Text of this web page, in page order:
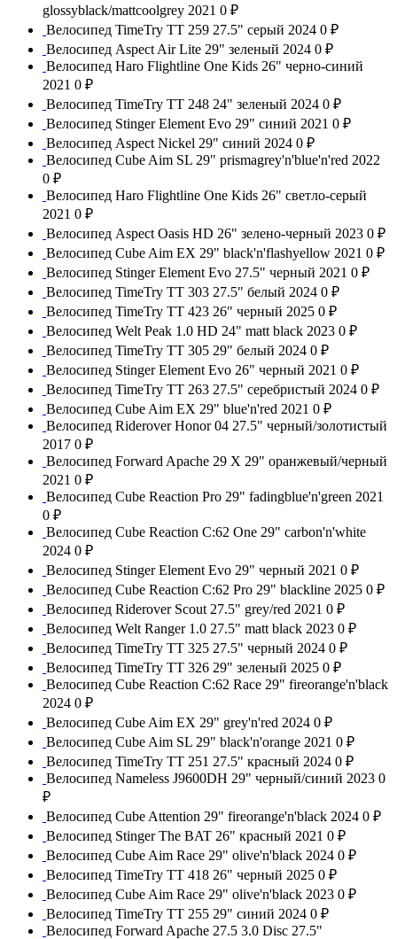
glossyblack/mattcoolgrey 2021 0 ₽
Велосипед TimeTry ТТ 259 27.5" серый 2024 0 ₽
Велосипед Aspect Air Lite 29" зеленый 2024 0 ₽
Велосипед Haro Flightline One Kids 26" черно-синий
2021 0 ₽
Велосипед TimeTry TT 248 24" зеленый 2024 0 ₽
Велосипед Stinger Element Evo 29" синий 2021 0 ₽
Велосипед Aspect Nickel 29" синий 2024 0 ₽
Велосипед Cube Aim SL 29" prismagrey'n'blue'n'red 2022
0 ₽
Велосипед Haro Flightline One Kids 26" светло-серый
2021 0 ₽
Велосипед Aspect Oasis HD 26" зелено-черный 2023 0 ₽
Велосипед Cube Aim EX 29" black'n'flashyellow 2021 0 ₽
Велосипед Stinger Element Evo 27.5" черный 2021 0 ₽
Велосипед TimeTry TT 303 27.5" белый 2024 0 ₽
Велосипед TimeTry TT 423 26" черный 2025 0 ₽
Велосипед Welt Peak 1.0 HD 24" matt black 2023 0 ₽
Велосипед TimeTry TT 305 29" белый 2024 0 ₽
Велосипед Stinger Element Evo 26" черный 2021 0 ₽
Велосипед TimeTry TT 263 27.5" серебристый 2024 0 ₽
Велосипед Cube Aim EX 29" blue'n'red 2021 0 ₽
Велосипед Riderover Honor 04 27.5" черный/золотистый
2017 0 ₽
Велосипед Forward Apache 29 X 29" оранжевый/черный
2021 0 ₽
Велосипед Cube Reaction Pro 29" fadingblue'n'green 2021
0 ₽
Велосипед Cube Reaction C:62 One 29" carbon'n'white
2024 0 ₽
Велосипед Stinger Element Evo 29" черный 2021 0 ₽
Велосипед Cube Reaction C:62 Pro 29" blackline 2025 0 ₽
Велосипед Riderover Scout 27.5" grey/red 2021 0 ₽
Велосипед Welt Ranger 1.0 27.5" matt black 2023 0 ₽
Велосипед TimeTry TT 325 27.5" черный 2024 0 ₽
Велосипед TimeTry TT 326 29" зеленый 2025 0 ₽
Велосипед Cube Reaction C:62 Race 29" fireorange'n'black
2024 0 ₽
Велосипед Cube Aim EX 29" grey'n'red 2024 0 ₽
Велосипед Cube Aim SL 29" black'n'orange 2021 0 ₽
Велосипед TimeTry TT 251 27.5" красный 2024 0 ₽
Велосипед Nameless J9600DH 29" черный/синий 2023 0
₽
Велосипед Cube Attention 29" fireorange'n'black 2024 0 ₽
Велосипед Stinger The BAT 26" красный 2021 0 ₽
Велосипед Cube Aim Race 29" olive'n'black 2024 0 ₽
Велосипед TimeTry TT 418 26" черный 2025 0 ₽
Велосипед Cube Aim Race 29" olive'n'black 2023 0 ₽
Велосипед TimeTry TT 255 29" синий 2024 0 ₽
Велосипед Forward Apache 27.5 3.0 Disс 27.5"